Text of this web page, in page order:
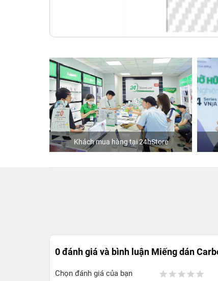
Khách mua hàng tại 24hStore
0 đánh giá và bình luận Miếng dán
Chọn đánh giá của bạn